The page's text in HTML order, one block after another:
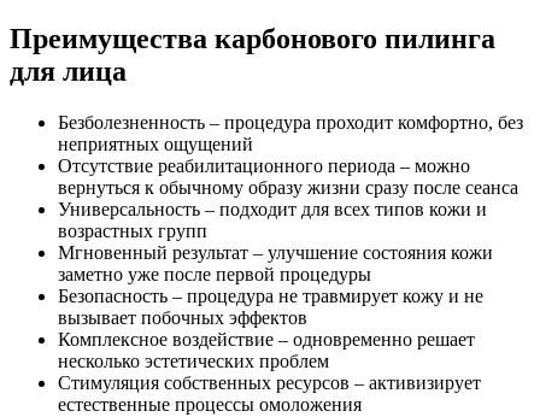
Преимущества карбонового пилинга
для лица
Безболезненность – процедура проходит комфортно, без
неприятных ощущений
Отсутствие реабилитационного периода – можно
вернуться к обычному образу жизни сразу после сеанса
Универсальность – подходит для всех типов кожи и
возрастных групп
Мгновенный результат – улучшение состояния кожи
заметно уже после первой процедуры
Безопасность – процедура не травмирует кожу и не
вызывает побочных эффектов
Комплексное воздействие – одновременно решает
несколько эстетических проблем
Стимуляция собственных ресурсов – активизирует
естественные процессы омоложения